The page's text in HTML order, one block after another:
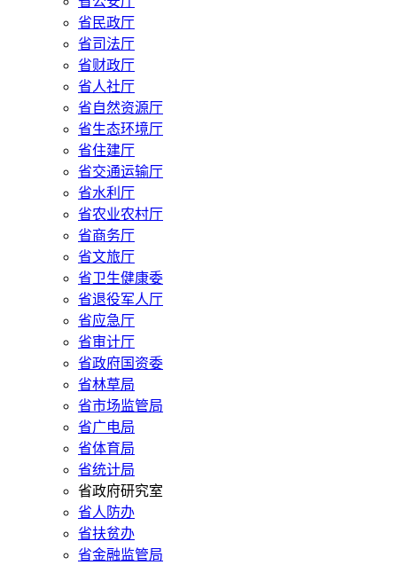
省民政厅
省司法厅
省财政厅
省人社厅
省自然资源厅
省生态环境厅
省住建厅
省交通运输厅
省水利厅
省农业农村厅
省商务厅
省文旅厅
省卫生健康委
省退役军人厅
省应急厅
省审计厅
省政府国资委
省林草局
省市场监管局
省广电局
省体育局
省统计局
省政府研究室
省人防办
省扶贫办
省金融监管局